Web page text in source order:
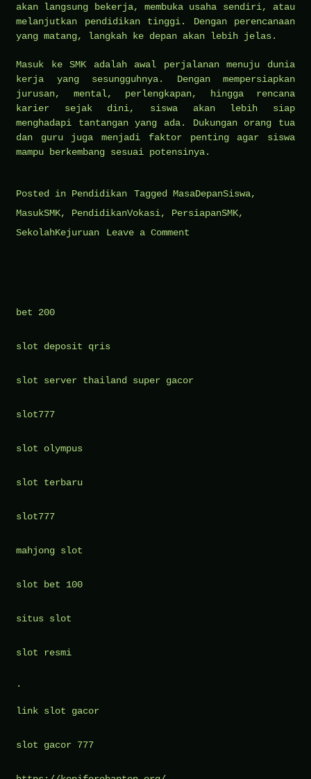
akan langsung bekerja, membuka usaha sendiri, atau
melanjutkan pendidikan tinggi. Dengan perencanaan
yang matang, langkah ke depan akan lebih jelas.
Masuk ke SMK adalah awal perjalanan menuju dunia
kerja yang sesungguhnya. Dengan mempersiapkan
jurusan, mental, perlengkapan, hingga rencana
karier sejak dini, siswa akan lebih siap
menghadapi tantangan yang ada. Dukungan orang tua
dan guru juga menjadi faktor penting agar siswa
mampu berkembang sesuai potensinya.
Posted in Pendidikan Tagged MasaDepanSiswa,
MasukSMK, PendidikanVokasi, PersiapanSMK,
SekolahKejuruan
Leave a Comment
bet 200
slot deposit qris
slot server thailand super gacor
slot777
slot olympus
slot terbaru
slot777
mahjong slot
slot bet 100
situs slot
slot resmi
.
link slot gacor
slot gacor 777